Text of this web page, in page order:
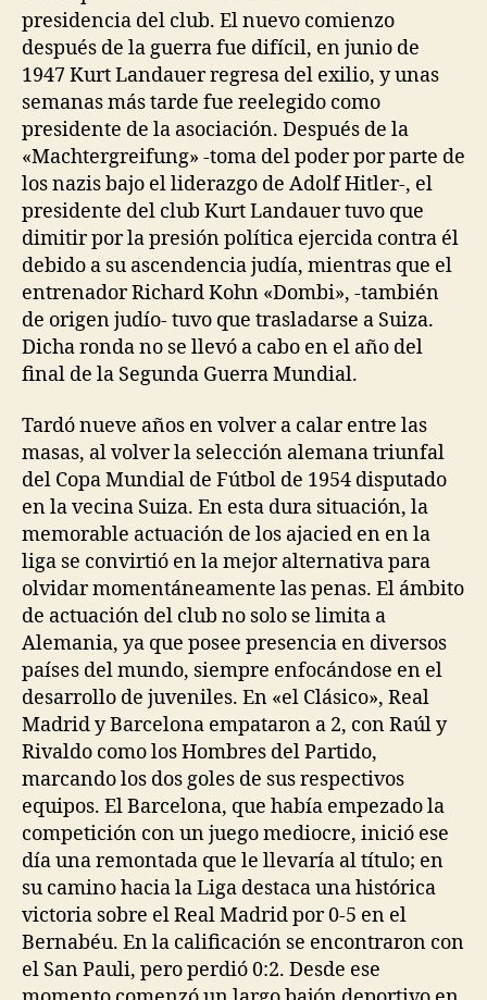
presidencia del club. El nuevo comienzo
después de la guerra fue difícil, en junio de
1947 Kurt Landauer regresa del exilio, y unas
semanas más tarde fue reelegido como
presidente de la asociación. Después de la
«Machtergreifung» -toma del poder por parte de
los nazis bajo el liderazgo de Adolf Hitler-, el
presidente del club Kurt Landauer tuvo que
dimitir por la presión política ejercida contra él
debido a su ascendencia judía, mientras que el
entrenador Richard Kohn «Dombi», -también
de origen judío- tuvo que trasladarse a Suiza.
Dicha ronda no se llevó a cabo en el año del
final de la Segunda Guerra Mundial.
Tardó nueve años en volver a calar entre las
masas, al volver la selección alemana triunfal
del Copa Mundial de Fútbol de 1954 disputado
en la vecina Suiza. En esta dura situación, la
memorable actuación de los ajacied en en la
liga se convirtió en la mejor alternativa para
olvidar momentáneamente las penas. El ámbito
de actuación del club no solo se limita a
Alemania, ya que posee presencia en diversos
países del mundo, siempre enfocándose en el
desarrollo de juveniles. En «el Clásico», Real
Madrid y Barcelona empataron a 2, con Raúl y
Rivaldo como los Hombres del Partido,
marcando los dos goles de sus respectivos
equipos. El Barcelona, que había empezado la
competición con un juego mediocre, inició ese
día una remontada que le llevaría al título; en
su camino hacia la Liga destaca una histórica
victoria sobre el Real Madrid por 0-5 en el
Bernabéu. En la calificación se encontraron con
el San Pauli, pero perdió 0:2. Desde ese